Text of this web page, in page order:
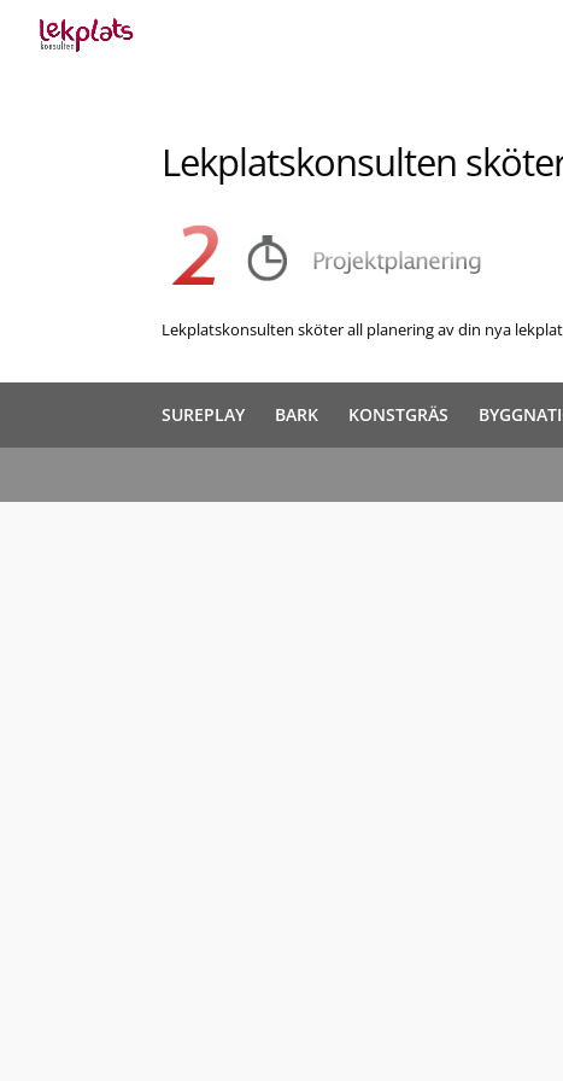
Lekplatskonsulten
Lekplatskonsulten sköter all planering av din nya
SUREPLAY BARK KONSTGRÄS